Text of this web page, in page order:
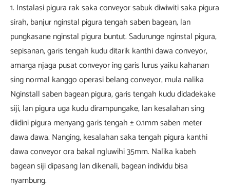
1. Instalasi pigura rak saka conveyor sabuk diwiwiti saka pigura
sirah, banjur nginstal pigura tengah saben bagean, lan
pungkasane nginstal pigura buntut. Sadurunge nginstal pigura,
sepisanan, garis tengah kudu ditarik kanthi dawa conveyor,
amarga njaga pusat conveyor ing garis lurus yaiku kahanan
sing normal kanggo operasi belang conveyor, mula nalika
Nginstall saben bagean pigura, garis tengah kudu didadekake
siji, lan pigura uga kudu dirampungake, lan kesalahan sing
diidini pigura menyang garis tengah ± 0.1mm saben meter
dawa dawa. Nanging, kesalahan saka tengah pigura kanthi
dawa conveyor ora bakal ngluwihi 35mm. Nalika kabeh
bagean siji dipasang lan dikenali, bagean individu bisa
nyambung.